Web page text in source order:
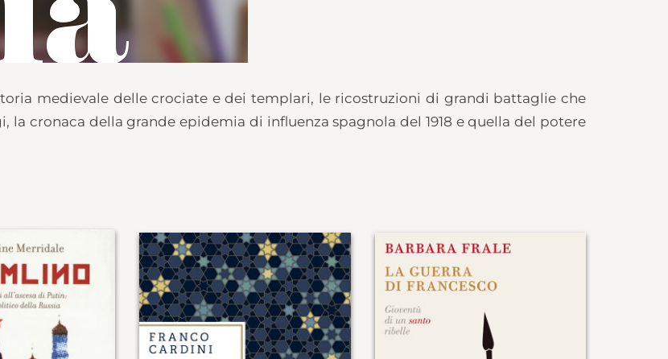
medievale delle crociate e dei templari, le ricostruzioni di grandi battaglie che
la cronaca della grande epidemia di influenza spagnola del 1918 e quella del potere